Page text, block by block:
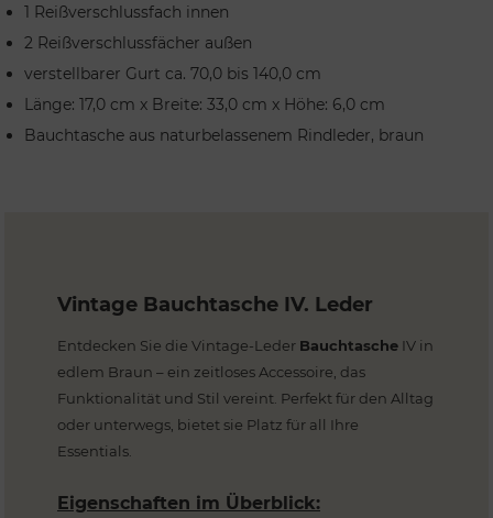
1 Reißverschlussfach innen
2 Reißverschlussfächer außen
verstellbarer Gurt ca. 70,0 bis 140,0 cm
Länge: 17,0 cm x Breite: 33,0 cm x Höhe: 6,0 cm
Bauchtasche aus naturbelassenem Rindleder, braun
Vintage Bauchtasche IV. Leder
Entdecken Sie die Vintage-Leder Bauchtasche IV in
edlem Braun – ein zeitloses Accessoire, das
Funktionalität und Stil vereint. Perfekt für den Alltag
oder unterwegs, bietet sie Platz für all Ihre
Essentials.
Eigenschaften im Überblick: